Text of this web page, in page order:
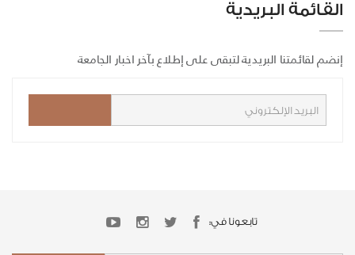
القائمة البريدية
إنضم لقائمتنا البريدية لتبقى على إطلاع بآخر اخبار الجامعة
تابعونا في: